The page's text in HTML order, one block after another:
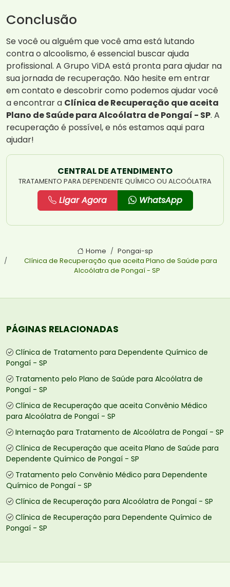
Conclusão
Se você ou alguém que você ama está lutando
contra o alcoolismo, é essencial buscar ajuda
profissional. A Grupo ViDA está pronta para ajudar na
sua jornada de recuperação. Não hesite em entrar
em contato e descobrir como podemos ajudar você
a encontrar a Clínica de Recuperação que aceita
Plano de Saúde para Alcoólatra de Pongaí - SP. A
recuperação é possível, e nós estamos aqui para
ajudar!
CENTRAL DE ATENDIMENTO
TRATAMENTO PARA DEPENDENTE QUÍMICO OU ALCOÓLATRA
Ligar Agora WhatsApp
Home
Pongai-sp
Clínica de Recuperação que aceita Plano de Saúde para
Alcoólatra de Pongaí - SP
PÁGINAS RELACIONADAS
Clínica de Tratamento para Dependente Químico de
Pongaí - SP
Tratamento pelo Plano de Saúde para Alcoólatra de
Pongaí - SP
Clínica de Recuperação que aceita Convênio Médico
para Alcoólatra de Pongaí - SP
Internação para Tratamento de Alcoólatra de Pongaí - SP
Clínica de Recuperação que aceita Plano de Saúde para
Dependente Químico de Pongaí - SP
Tratamento pelo Convênio Médico para Dependente
Químico de Pongaí - SP
Clínica de Recuperação para Alcoólatra de Pongaí - SP
Clínica de Recuperação para Dependente Químico de
Pongaí - SP